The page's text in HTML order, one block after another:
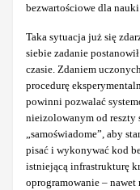
bezwartościowe dla
Taka sytuacja już się
siebie zadanie
czasie. Zdaniem
procedurę
powinni pozwalać
nieizolowanym od reszty
„samoświadome”, aby
pisać i wykonywać kod
istniejącą infrastrukturę
oprogramowanie –